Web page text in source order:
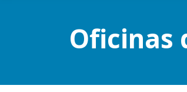
Oficinas